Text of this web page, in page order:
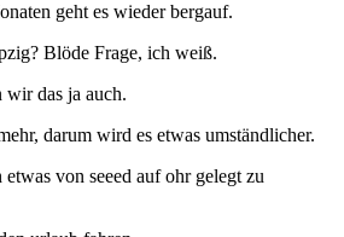
geht es wieder bergauf.
Blöde Frage, ich weiß.
das ja auch.
darum wird es etwas umständlicher.
von seeed auf ohr gelegt zu